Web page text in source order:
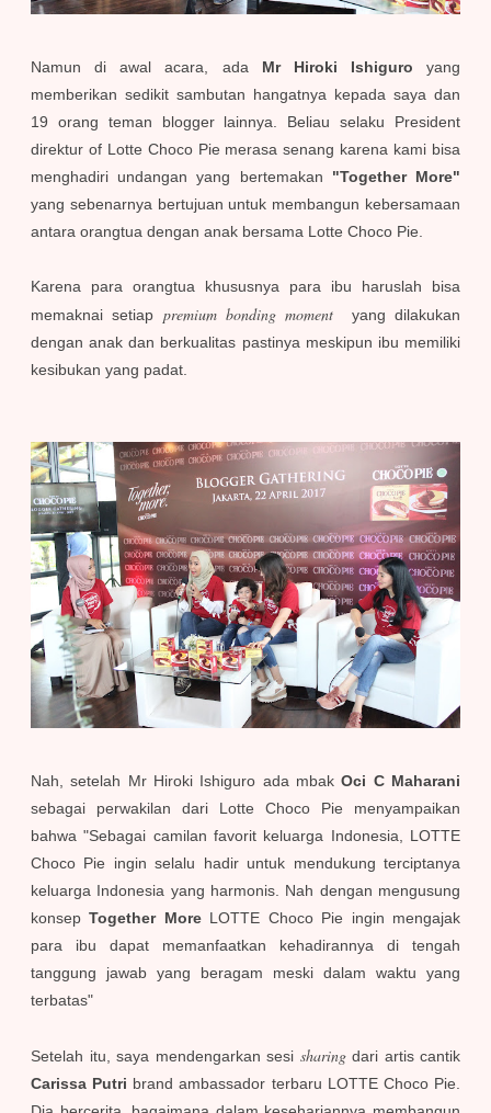
Namun di awal acara, ada Mr Hiroki Ishiguro yang
memberikan sedikit sambutan hangatnya kepada saya dan
19 orang teman blogger lainnya. Beliau selaku President
direktur of Lotte Choco Pie merasa senang karena kami bisa
menghadiri undangan yang bertemakan "Together More"
yang sebenarnya bertujuan untuk membangun kebersamaan
antara orangtua dengan anak bersama Lotte Choco Pie.
Karena para orangtua khususnya para ibu haruslah bisa
memaknai setiap premium bonding moment
yang dilakukan
dengan anak dan berkualitas pastinya meskipun ibu memiliki
kesibukan yang padat.
Nah, setelah Mr Hiroki Ishiguro ada mbakOci C Maharani
sebagai perwakilan dari Lotte Choco Pie menyampaikan
bahwa "Sebagai camilan favorit keluarga Indonesia, LOTTE
Choco Pie ingin selalu hadir untuk mendukung terciptanya
keluarga Indonesia yang harmonis. Nah dengan mengusung
konsepTogether More LOTTE Choco Pie ingin mengajak
para ibu dapat memanfaatkan kehadirannya di tengah
tanggung jawab yang beragam meski dalam waktu yang
terbatas"
Setelah itu, saya mendengarkan sesi sharingdari artis cantik
Carissa Putri brand ambassador terbaru LOTTE Choco Pie.